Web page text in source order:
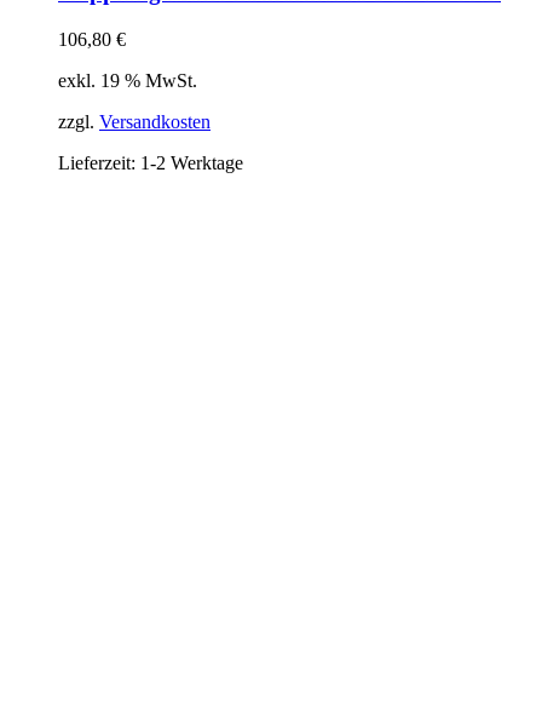
106,80 €
exkl. 19 % MwSt.
zzgl. Versandkosten
Lieferzeit: 1-2 Werktage